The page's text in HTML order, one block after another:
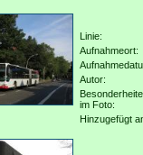
Linie:
Aufnahmeort:
Autor:
im Foto:
Hinzugefügt